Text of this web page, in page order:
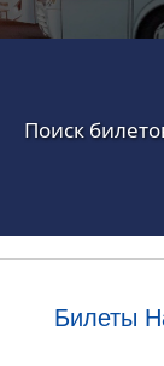
Поиск
Билеты